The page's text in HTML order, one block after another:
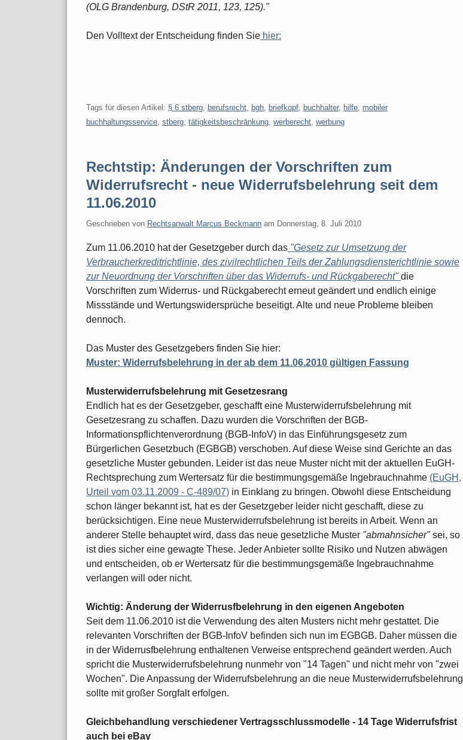
(OLG Brandenburg, DStR 2011, 123, 125)."
Den Volltext der Entscheidung finden Sie hier:
Tags für diesen Artikel: § 6 stberg berufsrecht bgh briefkopf buchhalter, hilfe mobiler
buchhaltungsservice stberg tätigkeitsbeschränkung werberecht werbung
Rechtstip: Änderungen der Vorschriften zum
Widerrufsrecht - neue Widerrufsbelehrung seit dem
11.06.2010
Geschrieben von Rechtsanwalt Marcus Beckmann am Donnerstag, 8. Juli 2010
Zum 11.06.2010 hat der Gesetzgeber durch das "Gesetz zur Umsetzung der
Verbraucherkreditrichtlinie, des zivilrechtlichen Teils der Zahlungsdiensterichtlinie sowie
zur Neuordnung der Vorschriften über das Widerrufs- und Rückgaberecht" die
Vorschriften zum Widerrus- und Rückgaberecht erneut geändert und endlich einige
Missstände und Wertungswidersprüche beseitigt. Alte und neue Probleme bleiben
dennoch.
Das Muster des Gesetzgebers finden Sie hier:
Muster: Widerrufsbelehrung in der ab dem 11.06.2010 gültigen Fassung
Musterwiderrufsbelehrung mit Gesetzesrang
Endlich hat es der Gesetzgeber, geschafft eine Musterwiderrufsbelehrung mit
Gesetzesrang zu schaffen. Dazu wurden die Vorschriften der BGB-
Informationspflichtenverordnung (BGB-InfoV) in das Einführungsgesetz zum
Bürgerlichen Gesetzbuch (EGBGB) verschoben. Auf diese Weise sind Gerichte an das
gesetzliche Muster gebunden. Leider ist das neue Muster nicht mit der aktuellen EuGH-
Rechtsprechung zum Wertersatz für die bestimmungsgemäße Ingebrauchnahme (EuGH,
Urteil vom 03.11.2009 - C-489/07) in Einklang zu bringen. Obwohl diese Entscheidung
schon länger bekannt ist, hat es der Gesetzgeber leider nicht geschafft, diese zu
berücksichtigen. Eine neue Musterwiderrufsbelehrung ist bereits in Arbeit. Wenn an
anderer Stelle behauptet wird, dass das neue gesetzliche Muster "abmahnsicher"sei, so
ist dies sicher eine gewagte These. Jeder Anbieter sollte Risiko und Nutzen abwägen
und entscheiden, ob er Wertersatz für die bestimmungsgemäße Ingebrauchnahme
verlangen will oder nicht.
Wichtig: Änderung der Widerrusfbelehrung in den eigenen Angeboten
Seit dem 11.06.2010 ist die Verwendung des alten Musters nicht mehr gestattet. Die
relevanten Vorschriften der BGB-InfoV befinden sich nun im EGBGB. Daher müssen die
in der Widerrusfbelehrung enthaltenen Verweise entsprechend geändert werden. Auch
spricht die Musterwiderrufsbelehrung nunmehr von "14 Tagen" und nicht mehr von "zwei
Wochen". Die Anpassung der Widerrufsbelehrung an die neue Musterwiderrufsbelehrung
sollte mit großer Sorgfalt erfolgen.
Gleichbehandlung verschiedener Vertragsschlussmodelle - 14 Tage Widerrufsfrist
auch bei eBay